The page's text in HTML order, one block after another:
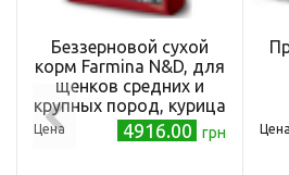
Беззерновой сухой
корм Farmina N&D, для
щенков средних и
крупных пород, курица
с тыквой и гранатом, 12
кг
Цена 4916.00 грн Цена